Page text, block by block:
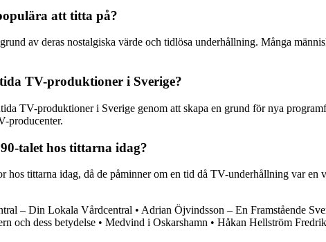
att titta på?
av deras nostalgiska värde och tidlösa underhållning. Många
TV-produktioner i Sverige?
TV-produktioner i Sverige genom att skapa en grund för nya
producenter.
talet hos tittarna idag?
tittarna idag, då de påminner om en tid då TV-underhållning var
– Din Lokala Vårdcentral • Adrian Öjvindsson – En Framstående
och dess betydelse • Medvind i Oskarshamn • Håkan Hellström